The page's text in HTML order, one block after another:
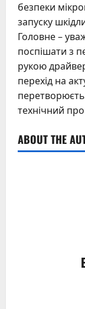
безпеки
запуску
Головне –
поспішати з
рукою
перехід на
технічний
ABOUT THE